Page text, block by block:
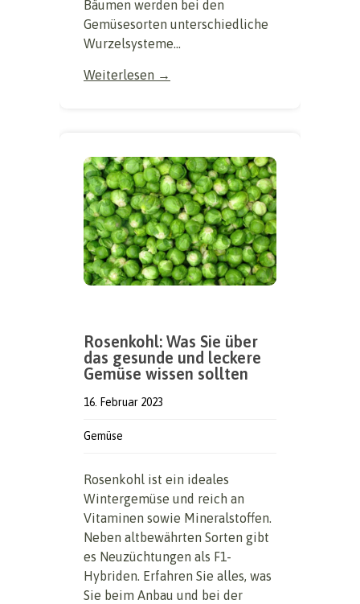
Bäumen werden bei den
Gemüsesorten unterschiedliche
Wurzelsysteme...
Weiterlesen →
Rosenkohl: Was Sie über
das gesunde und leckere
Gemüse wissen sollten
16. Februar 2023
Gemüse
Rosenkohl ist ein ideales
Wintergemüse und reich an
Vitaminen sowie Mineralstoffen.
Neben altbewährten Sorten gibt
es Neuzüchtungen als F1-
Hybriden. Erfahren Sie alles, was
Sie beim Anbau und bei der